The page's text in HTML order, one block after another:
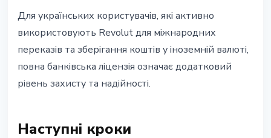
Для українських користувачів, які активно
використовують Revolut для міжнародних
переказів та зберігання коштів у іноземній валюті,
повна банківська ліцензія означає додатковий
рівень захисту та надійності.
Наступні кроки